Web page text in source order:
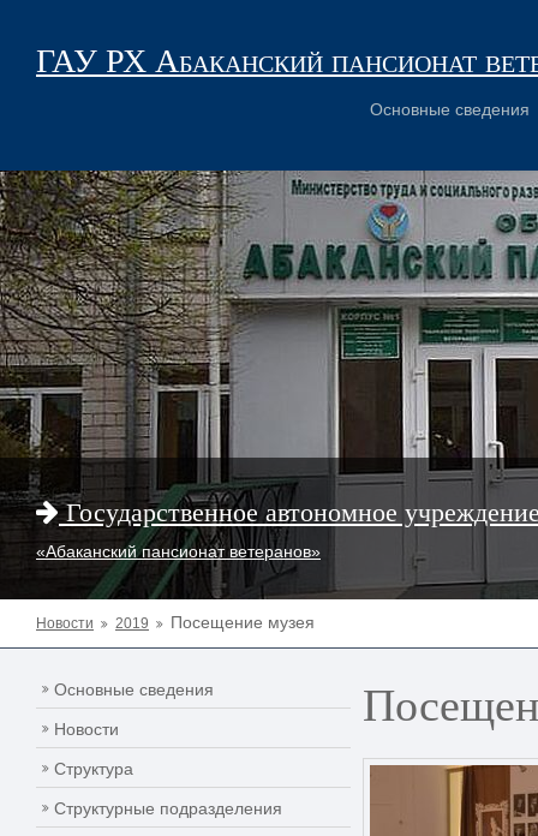
ГАУ РХ Абаканский пансионат
Основные сведения
Государственное автономное
«Абаканский пансионат ветеранов»
Новости 2019 Посещение музея
Основные сведения
Новости
Структура
Структурные подразделения